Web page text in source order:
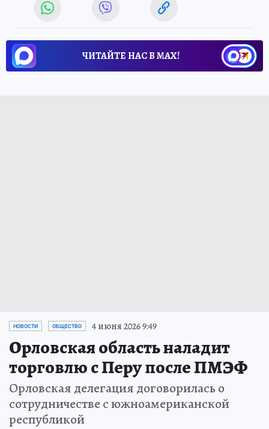
ЧИТАЙТЕ НАС В МАХ!
НОВОСТИ ОБЩЕСТВО 4 июня 2026 9:49
Орловская область наладит
торговлю с Перу после ПМЭФ
Орловская делегация договорилась о
сотрудничестве с южноамериканской
республикой